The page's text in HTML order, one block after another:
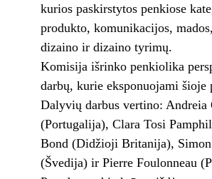
kurios paskirstytos penkiose
produkto, komunikacijos,
dizaino ir dizaino tyrimų.
Komisija išrinko penkiolika
darbų, kurie eksponuojami šioje
Dalyvių darbus vertino: Andreia
(Portugalija), Clara Tosi
Bond (Didžioji Britanija),
(Švedija) ir Pierre Foulonneau